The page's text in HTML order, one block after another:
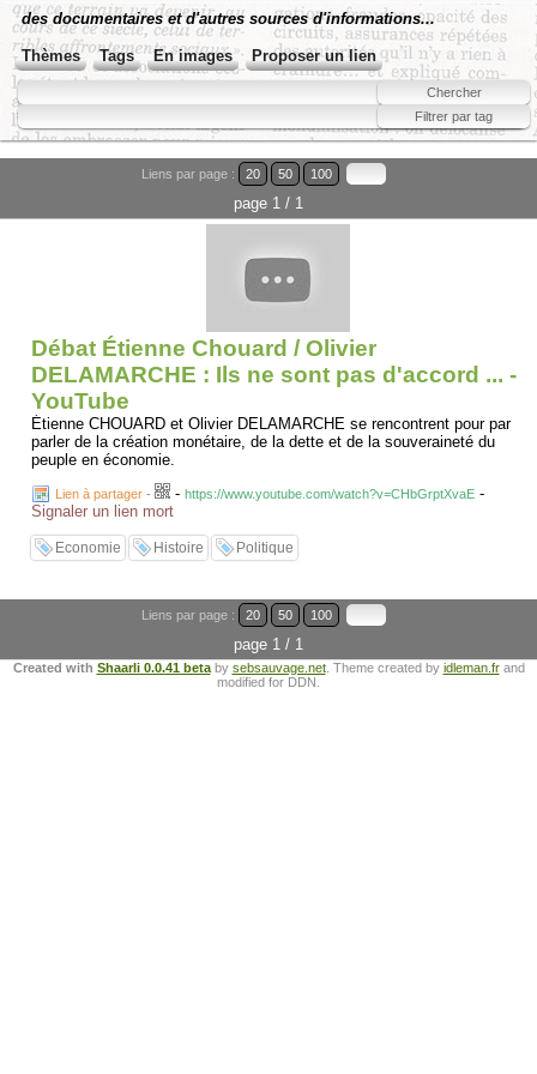
des documentaires et d'autres sources d'informations...
Thèmes Tags En images Proposer un lien
Liens par page : 20 50 100
page 1 / 1
Débat Étienne Chouard / Olivier
DELAMARCHE : Ils ne sont pas d'accord ... -
YouTube
Étienne CHOUARD et Olivier DELAMARCHE se rencontrent pour par
parler de la création monétaire, de la dette et de la souveraineté du
peuple en économie.
Lien à partager - - https://www.youtube.com/watch?v=CHbGrptXvaE -
Signaler un lien mort
Economie Histoire Politique
Liens par page : 20 50 100
page 1 / 1
Created with Shaarli 0.0.41 betaby sebsauvage.net. Theme created by idleman.frand
modified for DDN.